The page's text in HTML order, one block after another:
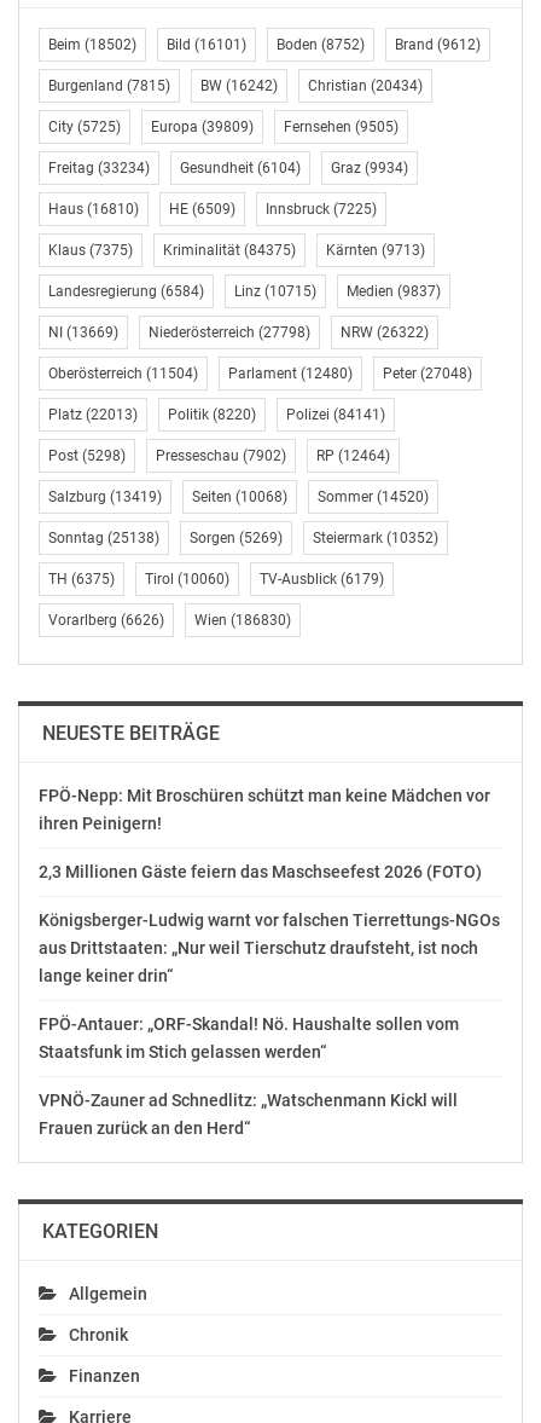
Chancen ganz ausgezeichnet: Um die Energiewende zu
stemmen, werden sehr viele Fachkräfte mit speziellen
technologischen Skills benötigt. Das sind Jobs für echte
Heldinnen und Helden der umweltfreundlichen
Energiewende“, sagt Mader.
ZUKUNFTSORIENTIERTE AUS- UND WEITERBILDUNG
Die Heizungsbranche in Österreich arbeitet derzeit mit
Hochdruck daran, Installateurinnen und Installateure
auszubilden und wird künftig vom Aktionsplan für Aus-
und Weiterbildung der österreichischen Regierung
unterstützt. Der neue Aktionsplan soll speziell dem
Fachkräftemangel bei grünen Berufen entgegenwirken.
Dazu ist etwa die finanzielle Förderung von
Umschulungen und Weiterbildungen im Umwelt- und
Klimabereich geplant. Dabei sollen neue Fähigkeiten
vermittelt werden, die für die Energie- und
Wärmewende notwendig sind.
BEVÖLKERUNG WÜNSCHT SICH NACHWEIS VON
„GREEN SKILLS“
Handwerk zu beschleunigen, halten 87 Prozent der
fachgerecht eingebaut werden kann, ist für 79 Prozent
der Verbraucher wichtig. Um die benötigten Skills zur
Verfügung zu stellen, bietet Stiebel Eltron Österreich
„Erstinstallationsunterstützung“ an. Hier lernen
Handwerker in der Praxis, wie klimafreundliche
Heiztechnik passgenau berechnet, eingebaut und
gewartet wird.
Das technische Know-how für
Wärmepumpenheizungen wird künftig immer gefragter
sein. Denn die klimafreundliche Wende in den
Heizungskellern nimmt bereits zügig an Fahrt auf: Im
Als innovationsgetriebenes Familienunternehmen steht
Warmwasser, Wärme, Lüftung und Klima. Dabei
verfolgt der Haus- und Systemtechnikanbieter eine
Beim (18502) Bild (16101) Boden (8752) Brand (9612)
Burgenland (7815) BW (16242) Christian (20434)
City (5725) Europa (39809) Fernsehen (9505)
Freitag (33234) Gesundheit (6104) Graz (9934)
Haus (16810) HE (6509) Innsbruck (7225)
Klaus (7375) Kriminalität (84375) Kärnten (9713)
Landesregierung (6584) Linz (10715) Medien (9837)
NI (13669) Niederösterreich (27798) NRW (26322)
Oberösterreich (11504) Parlament (12480) Peter (27048)
Platz (22013) Politik (8220) Polizei (84141)
Post (5298) Presseschau (7902) RP (12464)
Salzburg (13419) Seiten (10068) Sommer (14520)
Sonntag (25138) Sorgen (5269) Steiermark (10352)
TH (6375) Tirol (10060) TV-Ausblick (6179)
Vorarlberg (6626) Wien (186830)
NEUESTE BEITRÄGE
FPÖ-Nepp: Mit Broschüren schützt man keine Mädchen vor
ihren Peinigern!
2,3 Millionen Gäste feiern das Maschseefest 2026 (FOTO)
Königsberger-Ludwig warnt vor falschen Tierrettungs-NGOs
aus Drittstaaten: „Nur weil Tierschutz draufsteht, ist noch
lange keiner drin“
FPÖ-Antauer: „ORF-Skandal! Nö. Haushalte sollen vom
Staatsfunk im Stich gelassen werden“
VPNÖ-Zauner ad Schnedlitz: „Watschenmann Kickl will
Frauen zurück an den Herd“
KATEGORIEN
Allgemein
Chronik
Finanzen
Karriere